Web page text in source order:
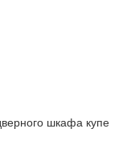
шкафа купе